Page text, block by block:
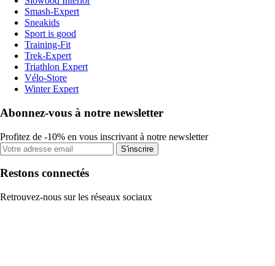
Smash-Expert
Sneakids
Sport is good
Training-Fit
Trek-Expert
Triathlon Expert
Vélo-Store
Winter Expert
Abonnez-vous à notre newsletter
Profitez de -10% en vous inscrivant à notre newsletter
S'inscrire
Restons connectés
Retrouvez-nous sur les réseaux sociaux